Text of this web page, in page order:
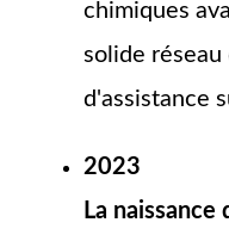
chimiques
solide
d'assistance
2023
La naissance